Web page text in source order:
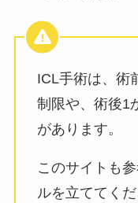
ICL手術は、術
制限や、術後1
があります。
このサイトも
ルを立ててくだ